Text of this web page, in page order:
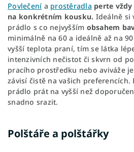
Povlečení a prostěradla perte
na konkrétním kousku. Ideálně si
prádlo s co nejvyšším obsahem
minimálně na 60 a ideálně až na
vyšší teplota praní, tím se látka
intenzivních nečistot či skvrn od
pracího prostředku nebo aviváže
závisí čistě na vašich
prádlo prát na vyšší než
snadno srazit.
Polštáře a polštářky